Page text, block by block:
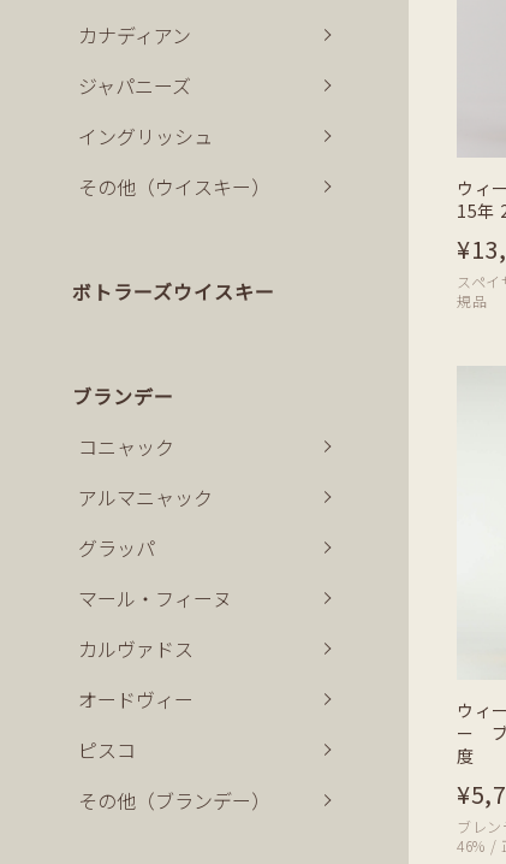
ウィ
15年
スペ
規品
ウィ
ー
度
ブレ
46% /
カナディアン
ジャパニーズ
イングリッシュ
その他（ウイスキー）
ボトラーズウイスキー
ブランデー
コニャック
アルマニャック
グラッパ
マール・フィーヌ
カルヴァドス
オードヴィー
ピスコ
その他（ブランデー）